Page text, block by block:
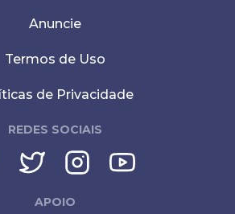
Anuncie
Termos de Uso
de Privacidade
REDES SOCIAIS
APOIO